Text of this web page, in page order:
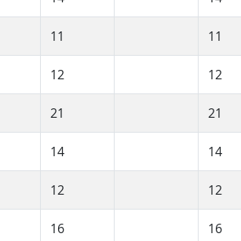
11 11
12 12
21 21
14 14
12 12
16 16